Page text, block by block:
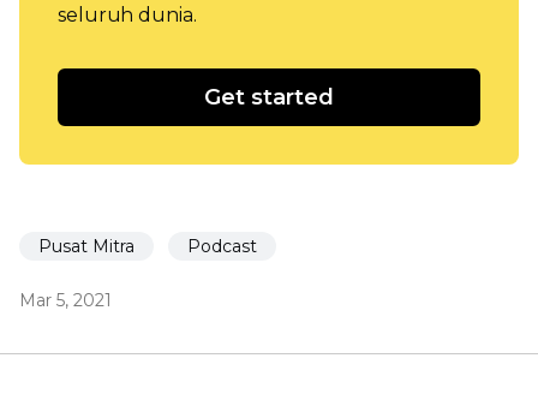
seluruh dunia.
Get started
Pusat Mitra Podcast
Mar 5, 2021